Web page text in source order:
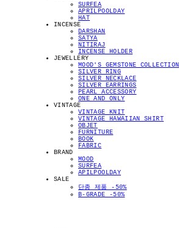
SURFEA
APRILPOOLDAY
HAT
INCENSE
DARSHAN
SATYA
NITIRAJ
INCENSE HOLDER
JEWELLERY
MOOD'S GEMSTONE COLLECTION
SILVER RING
SILVER NECKLACE
SILVER EARRINGS
PEARL ACCESSORY
ONE AND ONLY
VINTAGE
VINTAGE KNIT
VINTAGE HAWAIIAN SHIRT
OBJET
FURNITURE
BOOK
FABRIC
BRAND
MOOD
SURFEA
APILPOOLDAY
SALE
단종 제품 -50%
B-GRADE -50%